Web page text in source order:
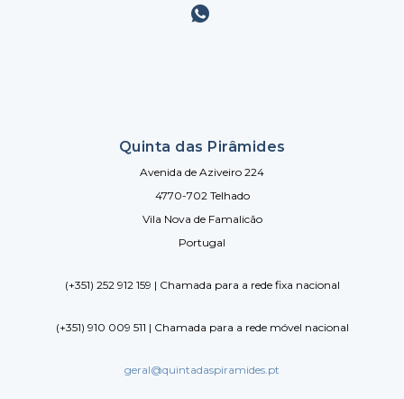
Quinta das Pirâmides
Avenida de Aziveiro 224
4770-702 Telhado
Vila Nova de Famalicão
Portugal
(+351) 252 912 159 | Chamada para a rede fixa nacional
(+351) 910 009 511 | Chamada para a rede móvel nacional
geral@quintadaspiramides.pt